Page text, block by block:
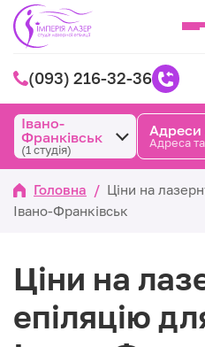
(093) 216-32-36
Івано-
Франківськ
(1 студія)
Адреси
Адреса
Головна / Ціни на
Івано-Франківськ
Ціни на
епіляцію